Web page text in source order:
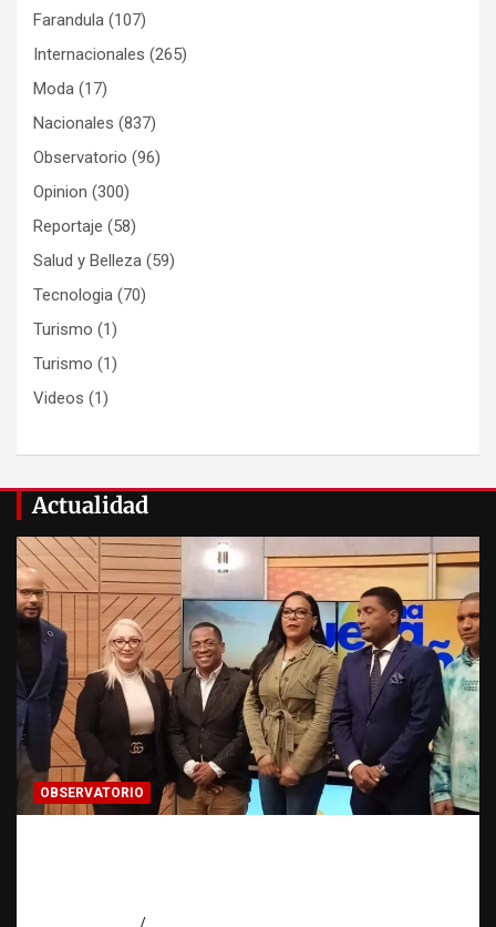
Farandula (107)
Internacionales (265)
Moda (17)
Nacionales (837)
Observatorio (96)
Opinion (300)
Reportaje (58)
Salud y Belleza (59)
Tecnologia (70)
Turismo (1)
Turismo (1)
Videos (1)
Actualidad
OBSERVATORIO